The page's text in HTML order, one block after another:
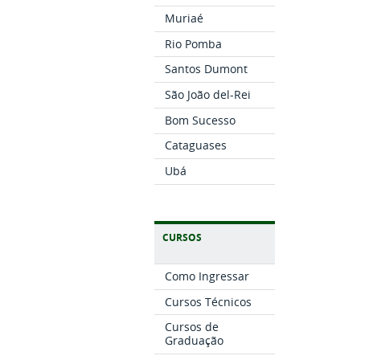
Muriaé
Rio Pomba
Santos Dumont
São João del-Rei
Bom Sucesso
Cataguases
Ubá
CURSOS
Como Ingressar
Cursos Técnicos
Cursos de
Graduação